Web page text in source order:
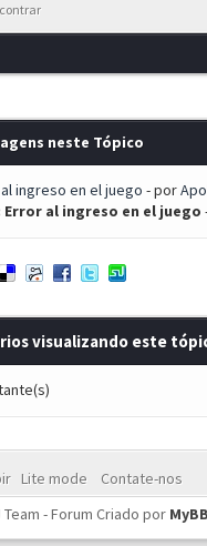
neste Tópico
ingreso en el juego - por
Error al ingreso en el juego
visualizando este
Lite mode
Contate-nos
Team - Forum Criado por MyBB